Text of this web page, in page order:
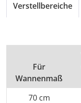
Verstellbereiche
Für
Wannenmaß
70 cm